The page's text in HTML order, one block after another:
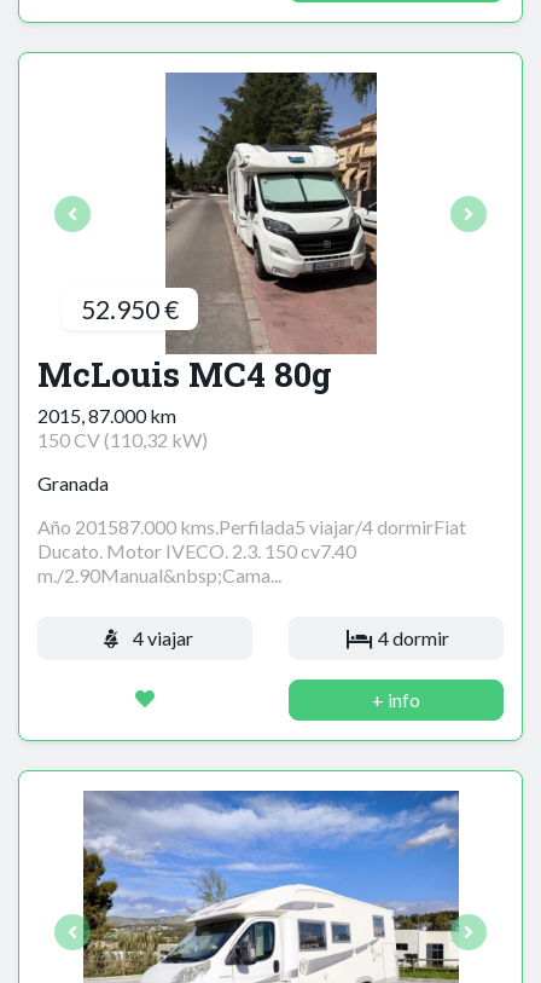
52.950 €
McLouis MC4 80g
2015, 87.000 km
150 CV (110,32 kW)
Granada
Año 201587.000 kms.Perfilada5 viajar/4 dormirFiat
Ducato. Motor IVECO. 2.3. 150 cv7.40
m./2.90Manual&nbsp;Cama...
4 viajar 4 dormir
+ info